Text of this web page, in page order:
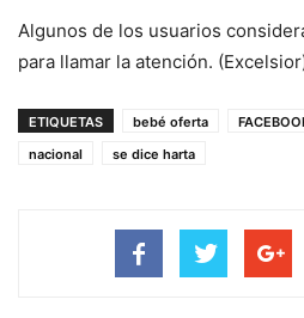
Algunos de los usuarios
para llamar la atención.
ETIQUETAS bebé oferta
nacional
se dice harta